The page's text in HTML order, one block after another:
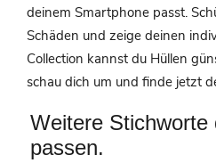
deinem Smartphone passt.
Schäden und zeige deinen
Collection kannst du Hüllen
schau dich um und finde jetzt
Weitere Stichworte
passen.